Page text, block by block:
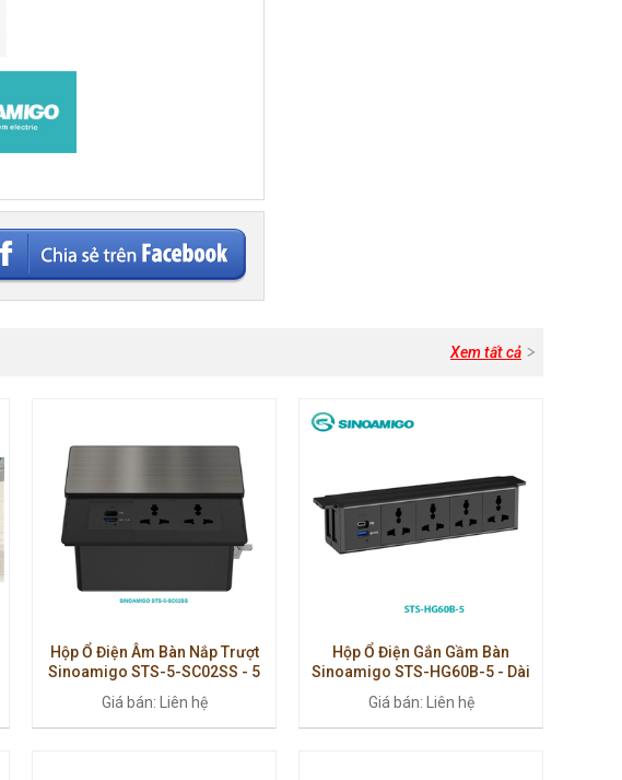
Xem tất cả
Hộp Ổ Điện Âm Bàn Nắp Trượt
Sinoamigo STS-5-SC02SS - 5
Hãng
Giá bán: Liên hệ
Hộp Ổ Điện Gắn Gầm Bàn
Sinoamigo STS-HG60B-5 - Dài
Lắp Dưới Bàn
Giá bán: Liên hệ